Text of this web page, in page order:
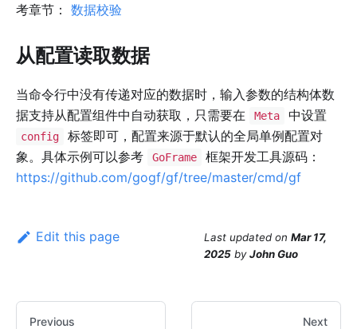
考章节： 数据校验
从配置读取数据
当命令行中没有传递对应的数据时，输入参数的结构体数
据支持从配置组件中自动获取，只需要在
Meta 中设置
config
标签即可，配置来源于默认的全局单例配置对
象。具体示例可以参考
GoFrame
框架开发工具源码：
https://github.com/gogf/gf/tree/master/cmd/gf
Edit this page Last updated on Mar 17,
2025 byJohn Guo
Previous Next